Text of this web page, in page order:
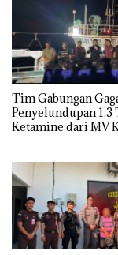
Tim Gabungan Gagalkan
Penyelundupan 1,3
Ketamine dari MV